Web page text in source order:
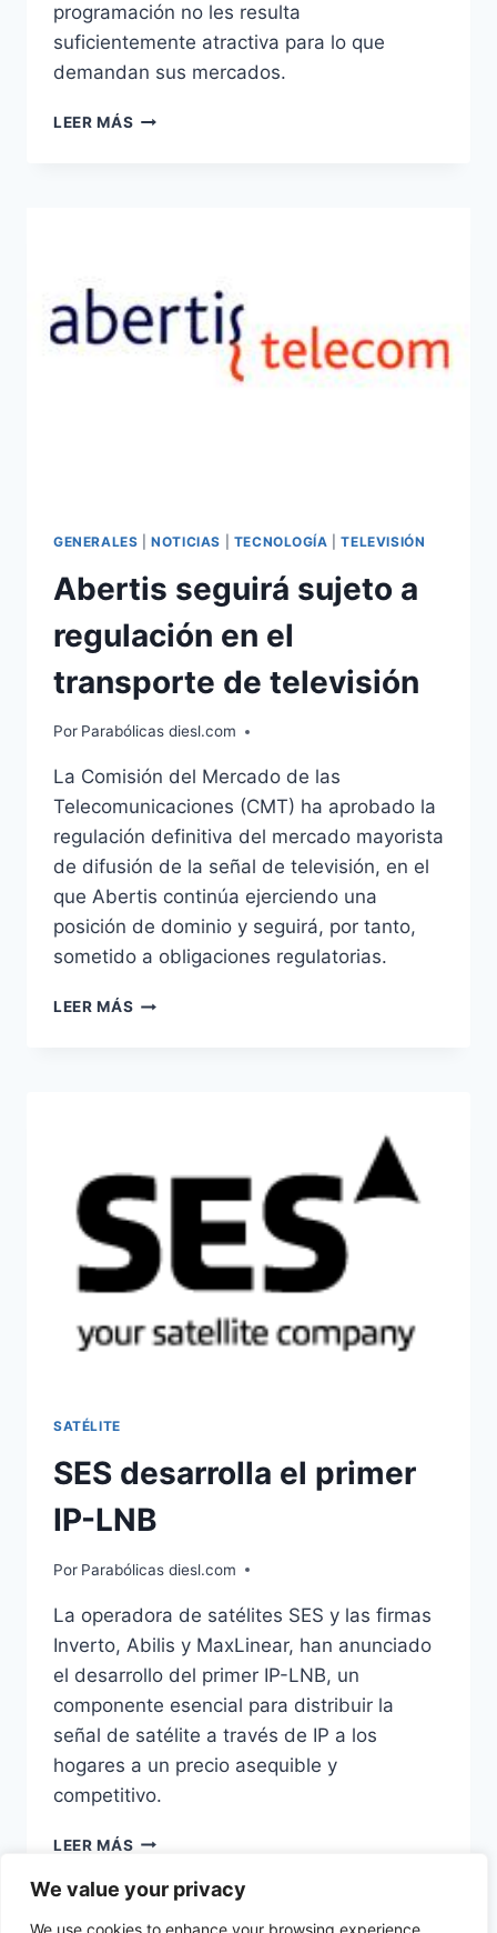
We value your privacy
We use cookies to enhance your browsing experience,
programación no les resulta
suficientemente atractiva para lo que
demandan sus mercados.
LEER MÁS RTVE
INTERNACIONAL
GENERALES |NOTICIAS TECNOLOGÍA |TELEVISIÓN
Abertis seguirá sujeto a
regulación en el
transporte de televisión
Por Parabólicas diesl.com
La Comisión del Mercado de las
Telecomunicaciones (CMT) ha aprobado la
regulación definitiva del mercado mayorista
de difusión de la señal de televisión, en el
que Abertis continúa ejerciendo una
posición de dominio y seguirá, por tanto,
sometido a obligaciones regulatorias.
LEER MÁS ABERTIS
SATÉLITE
SES desarrolla el primer
IP-LNB
Por Parabólicas diesl.com
La operadora de satélites SES y las firmas
Inverto, Abilis y MaxLinear, han anunciado
el desarrollo del primer IP-LNB, un
componente esencial para distribuir la
señal de satélite a través de IP a los
hogares a un precio asequible y
competitivo.
LEER MÁS SES
EL